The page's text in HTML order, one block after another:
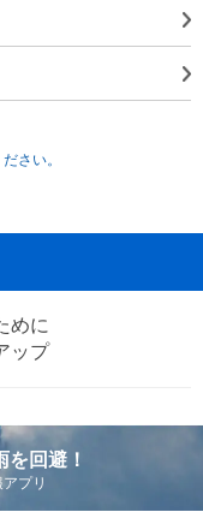
さい。
めに
ップ
を回避！
プリ